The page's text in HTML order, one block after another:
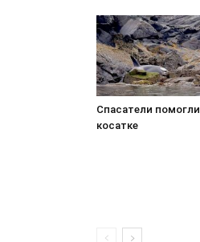
Спасатели помогли
косатке